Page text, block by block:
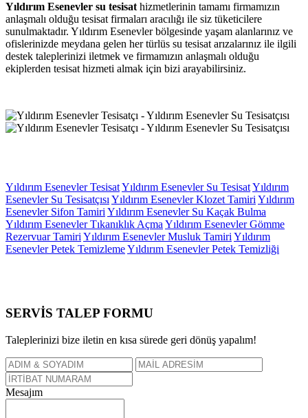
Yıldırım Esenevler su tesisat hizmetlerinin tamamı firmamızın
anlaşmalı olduğu tesisat firmaları aracılığı ile siz tüketicilere
sunulmaktadır. Yıldırım Esenevler bölgesinde yaşam alanlarınız ve
ofislerinizde meydana gelen her türlüs su tesisat arızalarınız ile ilgili
destek taleplerinizi iletmek ve firmamızın anlaşmalı olduğu
ekiplerden tesisat hizmeti almak için bizi arayabilirsiniz.
Yıldırım Esenevler TesisatYıldırım Esenevler Su TesisatYıldırım
Esenevler Su Tesisatçısı Yıldırım Esenevler Klozet Tamiri Yıldırım
Esenevler Sifon Tamiri Yıldırım Esenevler Su Kaçak Bulma
Yıldırım Esenevler Tıkanıklık Açma Yıldırım Esenevler Gömme
Rezervuar Tamiri Yıldırım Esenevler Musluk Tamiri Yıldırım
Esenevler Petek TemizlemeYıldırım Esenevler Petek Temizliği
SERVİS TALEP FORMU
Taleplerinizi bize iletin en kısa sürede geri dönüş yapalım!
Mesajım